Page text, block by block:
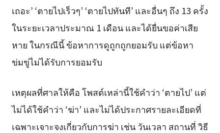
เถอะ’ ‘ตายไปเร็วๆ’ ‘ตายไปทันที’ และอื่นๆ ถึง 13 ครั้ง
ในระยะเวลาประมาณ 1 เดือน และได้ยื่นขอค่าเสีย
หาย ในกรณีนี้ ข้อหาการดูถูกถูกยอมรับ แต่ข้อหา
ข่มขู่ไม่ได้รับการยอมรับ
เหตุผลที่ศาลให้คือ โพสต์เหล่านี้ใช้คำว่า ‘ตายไป’ แต่
ไม่ได้ใช้คำว่า ‘ฆ่า’ และไม่ได้ประกาศรายละเอียดที่
เฉพาะเจาะจงเกี่ยวกับการฆ่า เช่น วันเวลา สถานที่ วิธี